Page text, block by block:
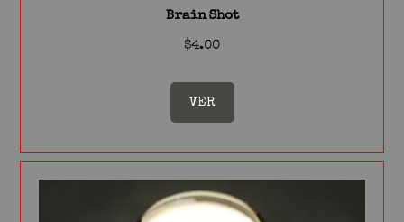
Brain Shot
$4.00
VER